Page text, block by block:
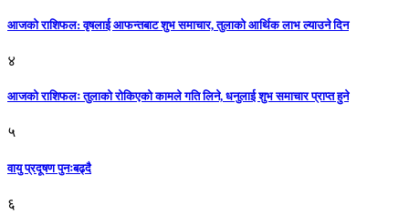
आजकाे राशिफल: वृषलाई आफन्तबाट शुभ समाचार, तुलाकाे आर्थिक लाभ ल्याउने दिन
४
आजको राशिफलः तुलाकाे रोकिएको कामले गति लिने, धनुलाई शुभ समाचार प्राप्त हुने
५
वायु प्रदूषण पुनःबढ्दै
६